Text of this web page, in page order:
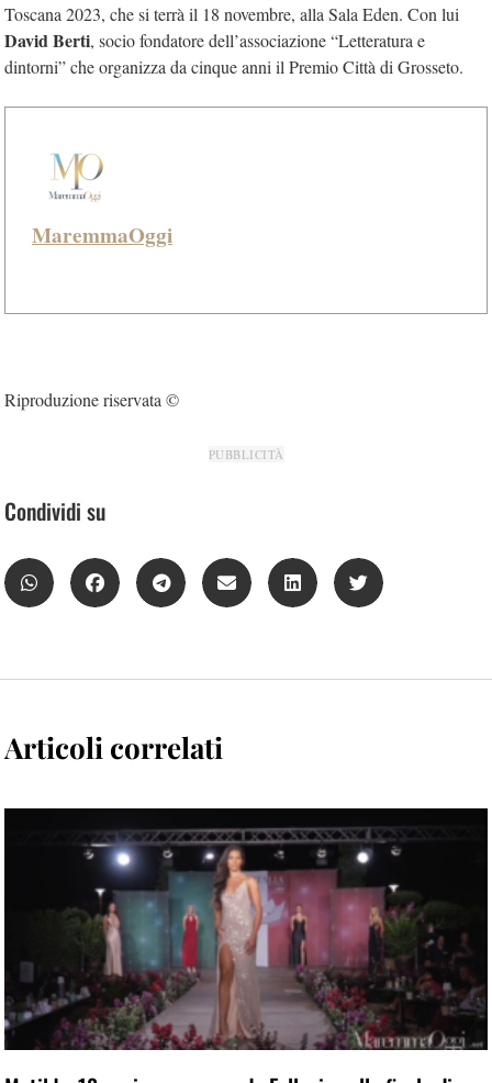
Toscana 2023, che si terrà il 18 novembre, alla Sala Eden. Con lui
David Berti, socio fondatore dell’associazione “Letteratura e
dintorni” che organizza da cinque anni il Premio Città di Grosseto.
MaremmaOggi
Riproduzione riservata ©
PUBBLICITÀ
Condividi su
Articoli correlati